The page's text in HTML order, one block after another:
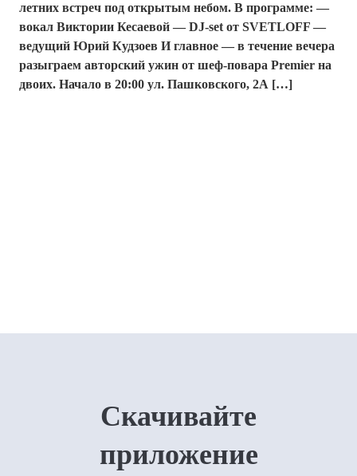
летних встреч под открытым небом. В программе: —
вокал Виктории Кесаевой — DJ-set от SVETLOFF —
ведущий Юрий Кудзоев И главное — в течение вечера
разыграем авторский ужин от шеф-повара Premier на
двоих. Начало в 20:00 ул. Пашковского, 2А […]
Скачивайте
приложение